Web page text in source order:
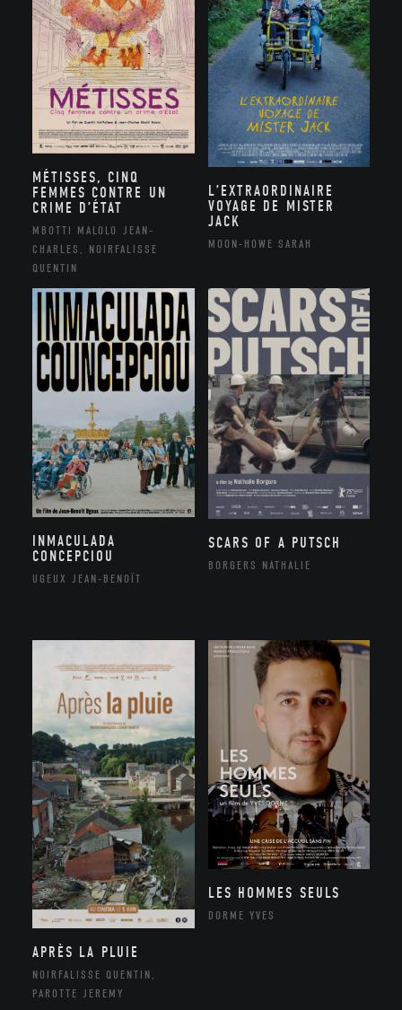
MÉTISSES, CINQ
FEMMES CONTRE UN
CRIME D’ÉTAT
MBOTTI MALOLO JEAN-
CHARLES, NOIRFALISSE
QUENTIN
L’EXTRAORDINAIRE
VOYAGE DE MISTER
JACK
MOON-HOWE SARAH
INMACULADA
CONCEPCIOU
UGEUX JEAN-BENOÎT
SCARS OF A PUTSCH
BORGERS NATHALIE
APRÈS LA PLUIE
NOIRFALISSE QUENTIN,
PAROTTE JEREMY
LES HOMMES SEULS
DORME YVES